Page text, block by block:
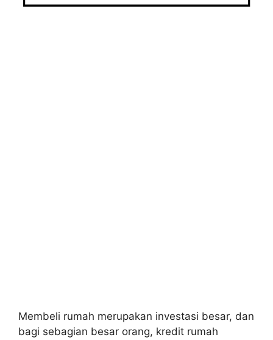
Membeli rumah merupakan investasi besar, dan
bagi sebagian besar orang, kredit rumah